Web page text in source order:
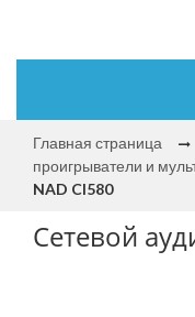
Главная страница
проигрыватели и
NAD CI580
Сетевой